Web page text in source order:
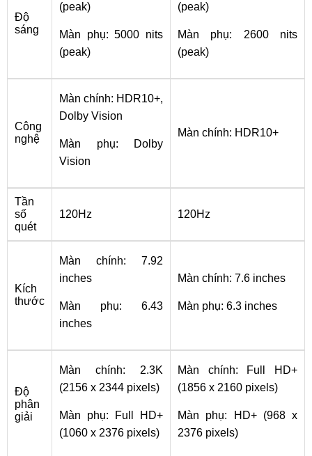
Độ
sáng
(peak)
Màn phụ: 5000 nits
(peak)
(peak)
Màn phụ: 2600 nits
(peak)
Công
nghệ
Màn chính: HDR10+,
Dolby Vision
Màn phụ: Dolby
Vision
Màn chính: HDR10+
Tần
số
quét
120Hz 120Hz
Kích
thước
Màn chính: 7.92
inches
Màn phụ: 6.43
inches
Màn chính: 7.6 inches
Màn phụ: 6.3 inches
Độ
phân
giải
Màn chính: 2.3K
(2156 x 2344 pixels)
Màn phụ: Full HD+
(1060 x 2376 pixels)
Màn chính: Full HD+
(1856 x 2160 pixels)
Màn phụ: HD+ (968 x
2376 pixels)